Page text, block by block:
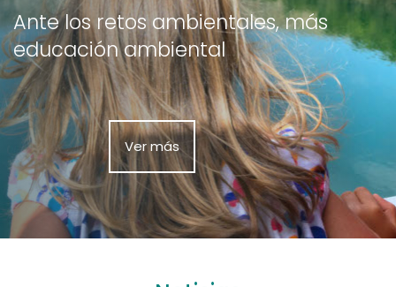
Ante los retos ambientales, más
educación ambiental
Ver más